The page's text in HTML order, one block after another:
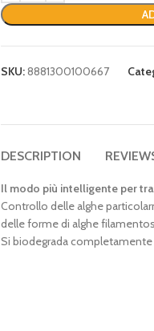
SKU:8881300100667
DESCRIPTION
Il modo più intelligente per
Controllo delle alghe
delle forme di alghe
Si biodegrada